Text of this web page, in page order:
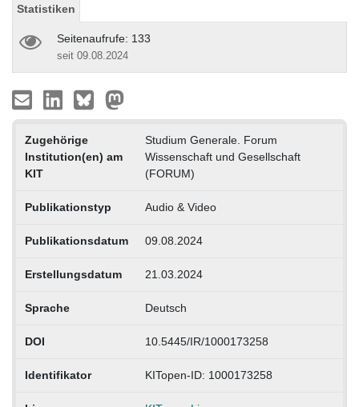
Statistiken
Seitenaufrufe: 133
seit 09.08.2024
Zugehörige
Institution(en) am
KIT
Studium Generale. Forum
Wissenschaft und Gesellschaft
(FORUM)
Publikationstyp Audio & Video
Publikationsdatum 09.08.2024
Erstellungsdatum 21.03.2024
Sprache Deutsch
DOI 10.5445/IR/1000173258
Identifikator KITopen-ID: 1000173258